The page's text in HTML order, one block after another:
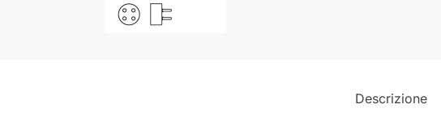
Descrizione